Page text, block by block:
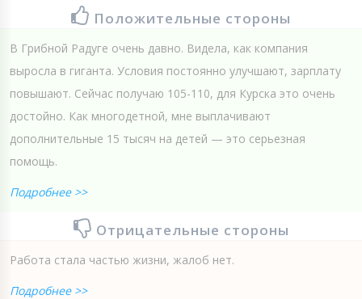
Положительные стороны
В Грибной Радуге очень давно. Видела, как компания
выросла в гиганта. Условия постоянно улучшают, зарплату
повышают. Сейчас получаю 105-110, для Курска это очень
достойно. Как многодетной, мне выплачивают
дополнительные 15 тысяч на детей — это серьезная
помощь.
Подробнее >>
Отрицательные стороны
Работа стала частью жизни, жалоб нет.
Подробнее >>